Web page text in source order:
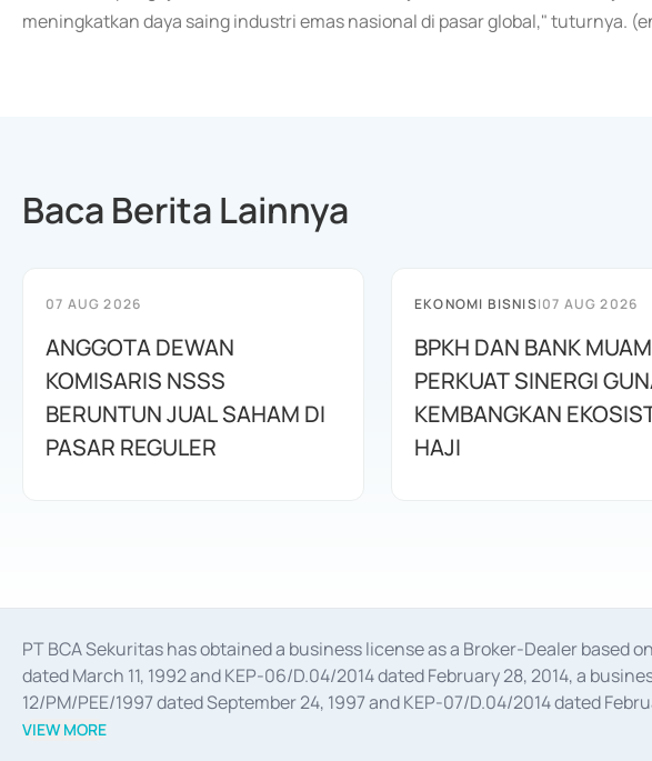
meningkatkan daya saing industri emas nasional di pasar global," tuturnya.
Baca Berita Lainnya
07 AUG 2026
ANGGOTA DEWAN
KOMISARIS NSSS
BERUNTUN JUAL SAHAM DI
PASAR REGULER
EKONOMI BISNIS|07 AUG 2026
BPKH DAN BANK
PERKUAT SINERGI
KEMBANGKAN
HAJI
PT BCA Sekuritas has obtained a business license as a Broker-Dealer
dated March 11, 1992 and KEP-06/D.04/2014 dated February 28, 2014, a
12/PM/PEE/1997 dated September 24, 1997 and KEP-07/D.04/2014 dated
divestments, and joint ventures based on the decree of the Financial Services
VIEW MORE